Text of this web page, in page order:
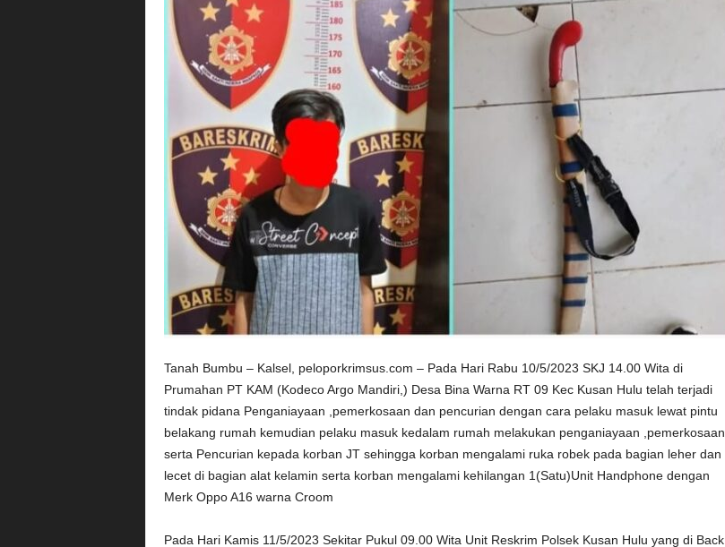
Tanah Bumbu – Kalsel, peloporkrimsus.com – Pada Hari Rabu 10/5/2023 SKJ 14.00 Wita di
Prumahan PT KAM (Kodeco Argo Mandiri,) Desa Bina Warna RT 09 Kec Kusan Hulu telah terjadi
tindak pidana Penganiayaan ,pemerkosaan dan pencurian dengan cara pelaku masuk lewat pintu
belakang rumah kemudian pelaku masuk kedalam rumah melakukan penganiayaan ,pemerkosaan
serta Pencurian kepada korban JT sehingga korban mengalami ruka robek pada bagian leher dan
lecet di bagian alat kelamin serta korban mengalami kehilangan 1(Satu)Unit Handphone dengan
Merk Oppo A16 warna Croom
Pada Hari Kamis 11/5/2023 Sekitar Pukul 09.00 Wita Unit Reskrim Polsek Kusan Hulu yang di Back